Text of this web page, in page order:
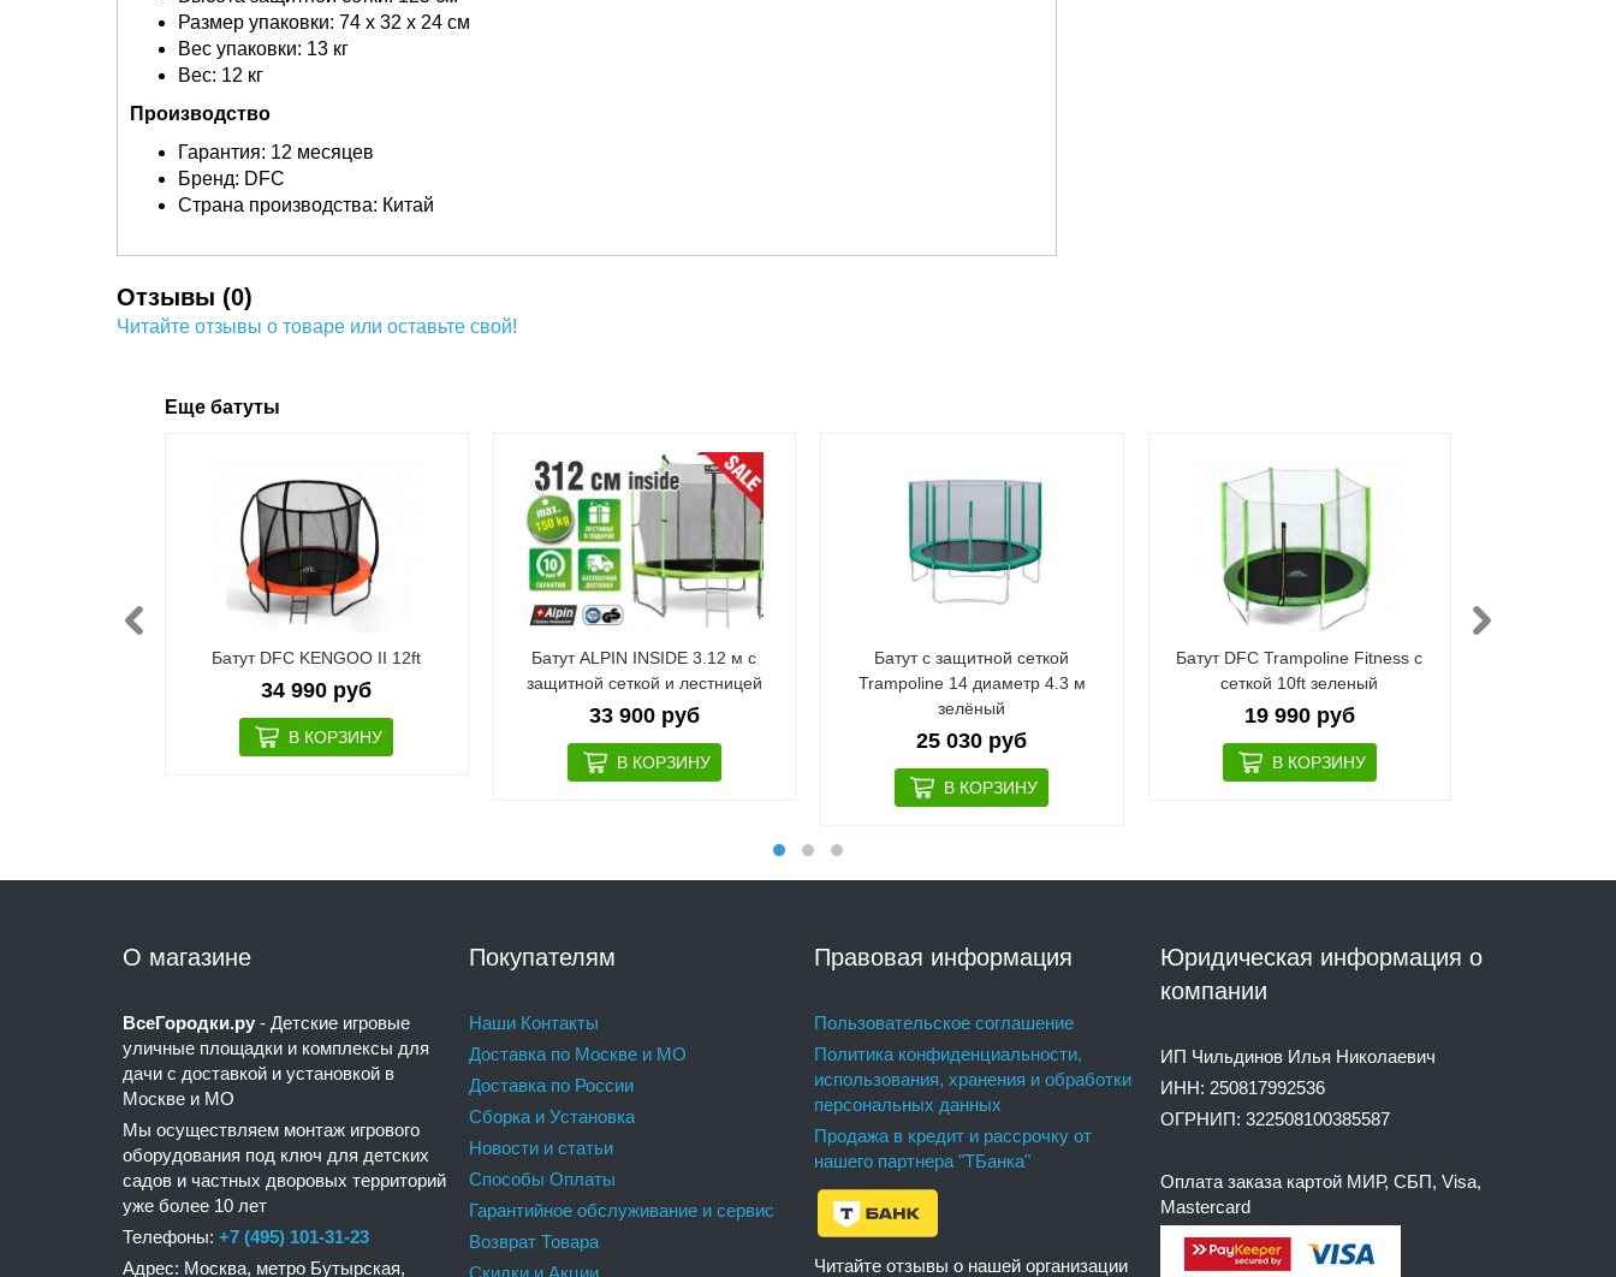
Размер упаковки: 74 х 32 х 24 см
Вес упаковки: 13 кг
Вес: 12 кг
Производство
Гарантия: 12 месяцев
Бренд: DFC
Страна производства: Китай
Отзывы (0)
Читайте отзывы о товаре или оставьте свой!
Еще батуты
Батут DFC KENGOO II 12ft
34 990 руб
Батут ALPIN INSIDE 3.12 м с
защитной сеткой и лестницей
33 900 руб
Батут с защитной сеткой
Trampoline 14 диаметр 4.3 м
зелёный
25 030 руб
Батут DFC Trampoline Fitness с
сеткой 10ft зеленый
19 990 руб
О магазине
ВсеГородки.ру - Детские игровые
уличные площадки и комплексы для
дачи с доставкой и установкой в
Москве и МО
Мы осуществляем монтаж игрового
оборудования под ключ для детских
садов и частных дворовых территорий
уже более 10 лет
Телефоны: +7 (495) 101-31-23
Адрес: Москва, метро Бутырская,
Покупателям
Наши Контакты
Доставка по Москве и МО
Доставка по России
Сборка и Установка
Новости и статьи
Способы Оплаты
Гарантийное обслуживание и сервис
Возврат Товара
Скидки и Акции
Правовая информация
Пользовательское соглашение
Политика конфиденциальности,
использования, хранения и обработки
персональных данных
Продажа в кредит и рассрочку от
нашего партнера "ТБанка"
Читайте отзывы о нашей организации
Юридическая информация о
компании
ИП Чильдинов Илья Николаевич
ИНН: 250817992536
ОГРНИП: 322508100385587
Оплата заказа картой МИР, СБП, Visa,
Mastercard